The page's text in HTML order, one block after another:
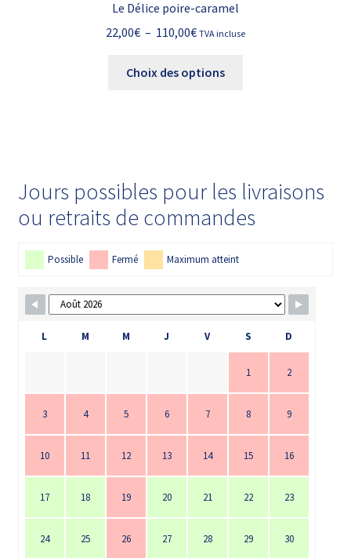
Le Délice poire-caramel
22,00€ – 110,00€Plage
prix :
TVA incluse
Choix des options
options
peuvent
être
page
du
produit
Jours possibles pour les livraisons
ou retraits de commandes
Possible Fermé Maximum atteint
L M M J V S D
1 2
3 4 5 6 7 8 9
10 11 12 13 14 15 16
17 18 19 20 21 22 23
24 25 26 27 28 29 30